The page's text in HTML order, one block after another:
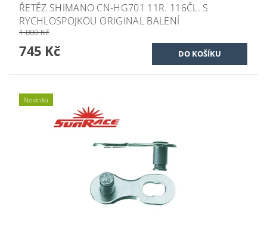
ŘETĚZ SHIMANO CN-HG701 11R. 116ČL. S
RYCHLOSPOJKOU ORIGINAL BALENÍ
1 000 Kč
745 Kč
Novinka